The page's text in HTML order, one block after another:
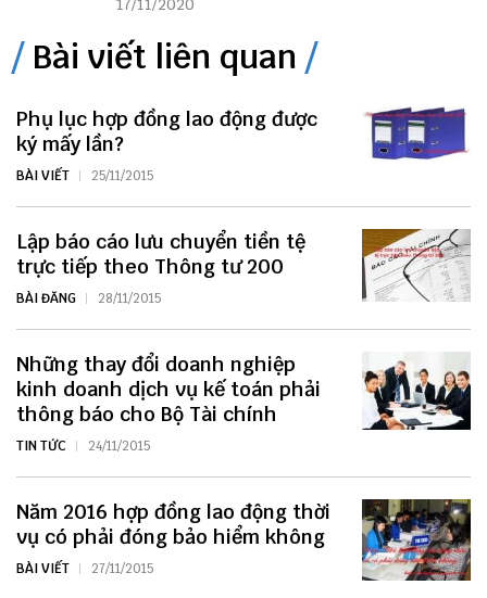
17/11/2020
Bài viết liên quan
Phụ lục hợp đồng lao động được
ký mấy lần?
BÀI VIẾT 25/11/2015
Lập báo cáo lưu chuyển tiền tệ
trực tiếp theo Thông tư 200
BÀI ĐĂNG 28/11/2015
Những thay đổi doanh nghiệp
kinh doanh dịch vụ kế toán phải
thông báo cho Bộ Tài chính
TIN TỨC 24/11/2015
Năm 2016 hợp đồng lao động thời
vụ có phải đóng bảo hiểm không
BÀI VIẾT 27/11/2015